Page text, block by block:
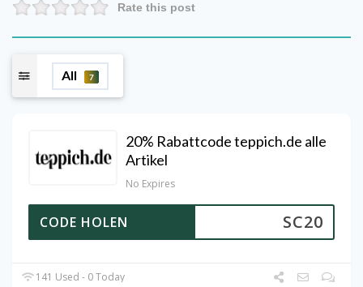
Rate this post
All 7
20% Rabattcode teppich.de alle
Artikel
No Expires
SC20
CODE HOLEN
141 Used - 0 Today